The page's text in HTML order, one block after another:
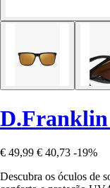
D.Franklin
€ 49,99 € 40,73 -19%
Descubra os óculos de